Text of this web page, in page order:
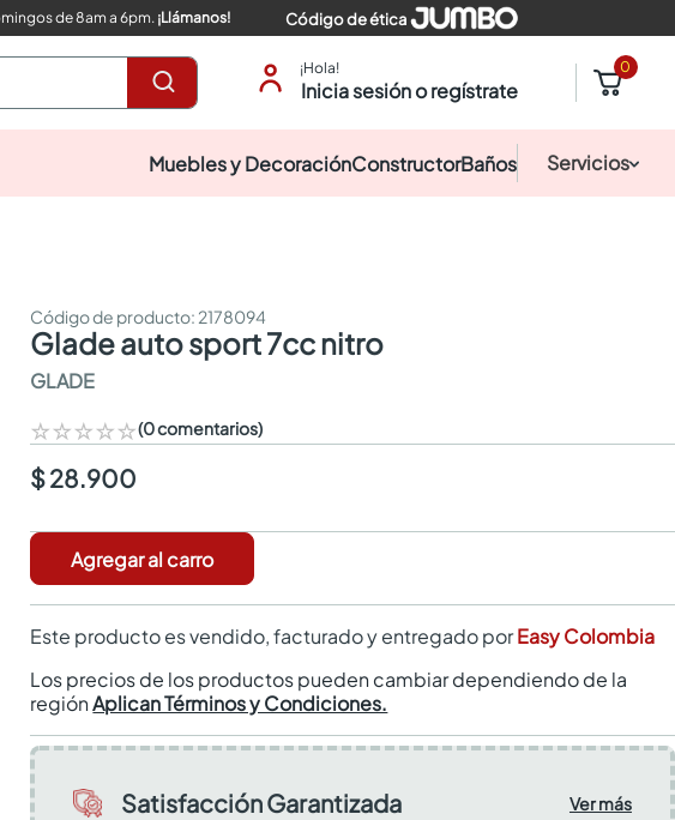
de 8am a 6pm. ¡Llámanos! Código de ética
¡Hola!
Inicia sesión o regístrate
0
Muebles y DecoraciónConstructorBaños Servicios
: 2178094
glade auto sport 7cc nitro
GLADE
☆☆☆☆☆(0 comentarios)
$ 28.900
Agregar al carro
Este producto es vendido, facturado y entregado porEasy Colombia
Los precios de los productos pueden cambiar dependiendo de la
regiónAplican Términos y Condiciones.
Satisfacción Garantizada
Ver más